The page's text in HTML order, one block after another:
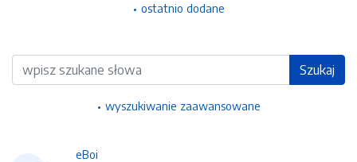
ostatnio dodane
Wyszukiwarka Szukaj
wyszukiwanie zaawansowane
eBoi